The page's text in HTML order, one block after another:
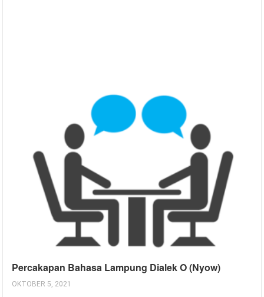
Percakapan Bahasa Lampung Dialek O (Nyow)
OKTOBER 5, 2021